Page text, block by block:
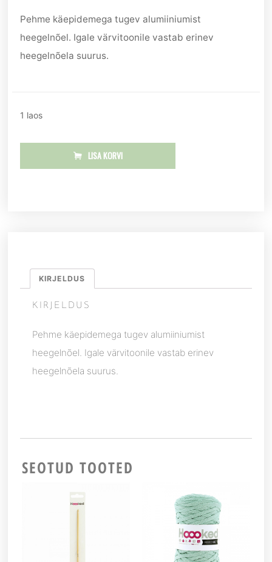
Pehme käepidemega tugev alumiiniumist
heegelnõel. Igale värvitoonile vastab erinev
heegelnõela suurus.
1 laos
LISA KORVI
KIRJELDUS
KIRJELDUS
Pehme käepidemega tugev alumiiniumist
heegelnõel. Igale värvitoonile vastab erinev
heegelnõela suurus.
SEOTUD TOOTED